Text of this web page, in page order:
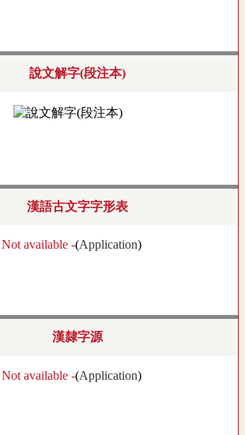
說文解字(段注本)
漢語古文字字形表
available -(Application)
漢隸字源
available -(Application)